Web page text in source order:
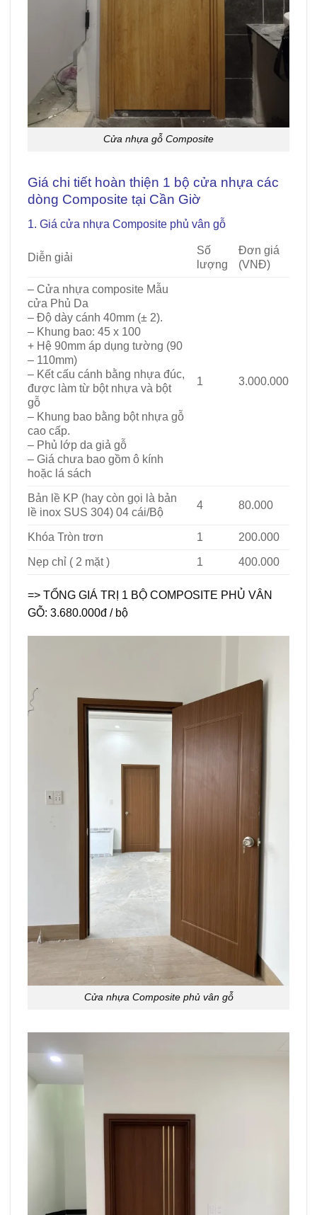
Cửa nhựa gỗ Composite
Giá chi tiết hoàn thiện 1 bộ cửa nhựa các
dòng Composite tại Cần Giờ
1. Giá cửa nhựa Composite phủ vân gỗ
Diễn giải
Số
lượng
Đơn giá
(VNĐ)
– Cửa nhựa composite Mẫu
cửa Phủ Da
– Độ dày cánh 40mm (± 2).
– Khung bao: 45 x 100
+ Hệ 90mm áp dụng tường (90
– 110mm)
– Kết cấu cánh bằng nhựa đúc,
được làm từ bột nhựa và bột
gỗ
– Khung bao bằng bột nhựa gỗ
cao cấp.
– Phủ lớp da giả gỗ
– Giá chưa bao gồm ô kính
hoặc lá sách
1 3.000.000
Bản lề KP (hay còn gọi là bản
lề inox SUS 304) 04 cái/Bộ
4 80.000
Khóa Tròn trơn 1 200.000
Nẹp chỉ ( 2 mặt ) 1 400.000
=> TỔNG GIÁ TRỊ 1 BỘ COMPOSITE PHỦ VÂN
GỖ: 3.680.000đ / bộ
Cửa nhựa Composite phủ vân gỗ